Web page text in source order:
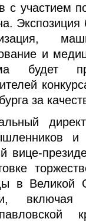
с участием
Экспозиция
и
будет
за
и
вице-
в Великой